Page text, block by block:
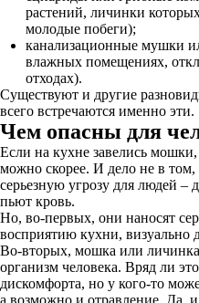
растений, личинки
молодые побеги);
канализационные мушки
влажных помещениях,
отходах).
Существуют и другие
всего встречаются именно эти.
Чем опасны для
Если на кухне завелись мошки,
можно скорее. И дело не в
серьезную угрозу для людей
пьют кровь.
Но, во-первых, они наносят
восприятию кухни, визуально
Во-вторых, мошка или личинка
организм человека. Вряд ли
дискомфорта, но у кого-то
а возможно и отравление. Да,